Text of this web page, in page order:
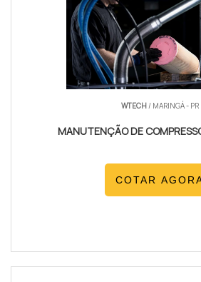
WTECH/ MARINGÁ - PR
MANUTENÇÃO DE
COTAR